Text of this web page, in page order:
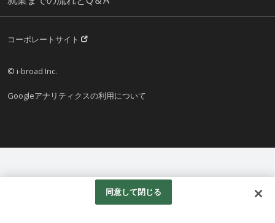
コーポレートサイト
© i-broad Inc.
Googleアナリティクスの利用について
同意して閉じる